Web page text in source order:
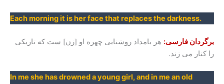
Each morning it is her face that replaces the darkness.
برگردان فارسی: هر بامداد روشنایی چهره او [زن] ست که تاریکی
را کنار می زند.
In me she has drowned a young girl, and in me an old